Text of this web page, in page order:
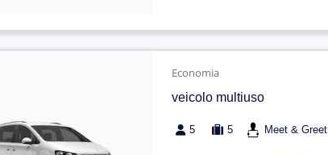
Economia
veicolo multiuso
5 5 Meet & Greet